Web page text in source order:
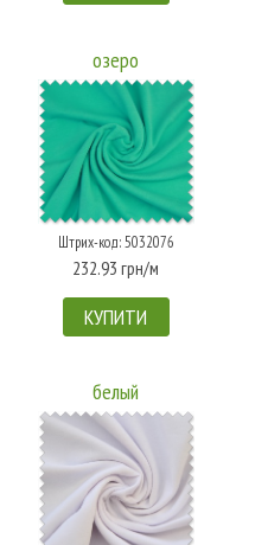
озеро
Штрих-код: 5032076
232.93 грн/м
КУПИТИ
белый